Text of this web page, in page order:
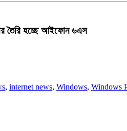
তৈরি হচ্ছে আইফোন ৬এস
, internet news, Windows, Windows